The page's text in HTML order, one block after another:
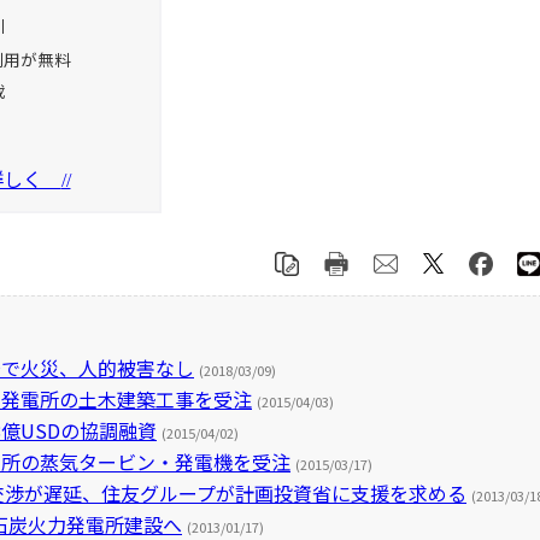
が無料
く //
火災、人的被害なし (2018/03/09)
電所の土木建築工事を受注 (2015/04/03)
USDの協調融資 (2015/04/02)
の蒸気タービン・発電機を受注 (2015/03/17)
が遅延、住友グループが計画投資省に支援を求める (2013/03/
火力発電所建設へ (2013/01/17)